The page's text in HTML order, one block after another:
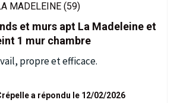
MADELEINE (59)
et murs apt La Madeleine et
1 mur chambre
propre et efficace.
a répondu le 12/02/2026